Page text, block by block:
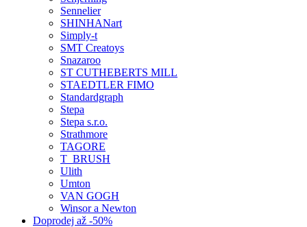
Sennelier
SHINHANart
Simply-t
SMT Creatoys
Snazaroo
ST CUTHEBERTS MILL
STAEDTLER FIMO
Standardgraph
Stepa
Stepa s.r.o.
Strathmore
TAGORE
T_BRUSH
Ulith
Umton
VAN GOGH
Winsor a Newton
Doprodej až -50%